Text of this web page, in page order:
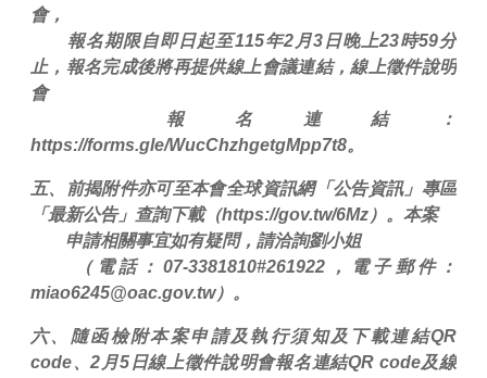
會，
報名期限自即日起至115年2月3日晚上23時59分
止，報名完成後將再提供線上會議連結，線上徵件說明
會
報名連結：
https://forms.gle/WucChzhgetgMpp7t8。
五、前揭附件亦可至本會全球資訊網「公告資訊」專區
「最新公告」查詢下載（https://gov.tw/6Mz）。本案
申請相關事宜如有疑問，請洽詢劉小姐
（電話：07-3381810#261922，電子郵件：
miao6245@oac.gov.tw）。
六、隨函檢附本案申請及執行須知及下載連結QR
code、2月5日線上徵件說明會報名連結QR code及線